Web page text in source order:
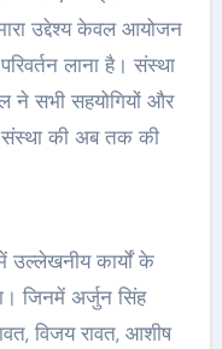
उद्देश्य केवल आयोजन
लाना है। संस्था
ने सभी सहयोगियों और
संस्था की अब तक की
उल्लेखनीय कार्यों के
जिनमें अर्जुन सिंह
विजय रावत, आशीष